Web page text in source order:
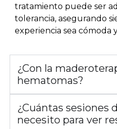
tratamiento puede ser
tolerancia, asegurando
experiencia sea cómoda
¿Con la
hematomas?
¿Cuántas sesiones
necesito para ver